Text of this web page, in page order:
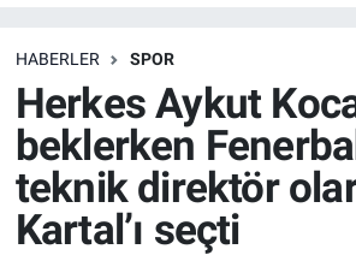
HABERLER SPOR
Herkes Aykut
beklerken
teknik direktör
Kartal’ı seçti
Eğitim
Ekonomi
Genel
Son Dakika Haberleri
Haber Arşivi